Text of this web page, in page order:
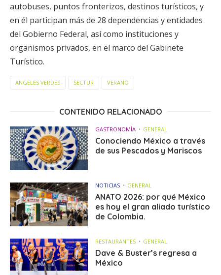
autobuses, puntos fronterizos, destinos turísticos, y
en él participan más de 28 dependencias y entidades
del Gobierno Federal, así como instituciones y
organismos privados, en el marco del Gabinete
Turístico.
ANGELES VERDES SECTUR VERANO
CONTENIDO RELACIONADO
GASTRONOMÍA GENERAL
Conociendo México a través
de sus Pescados y Mariscos
NOTICIAS GENERAL
ANATO 2026: por qué México
es hoy el gran aliado turístico
de Colombia.
RESTAURANTES GENERAL
Dave & Buster’s regresa a
México